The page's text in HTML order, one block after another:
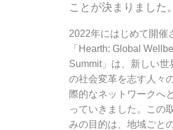
ことが決まりました。
2022年にはじめて開催
「Hearth: Global
Summit」は、新しい世
の社会変革を志す人々
際的なネットワークへ
っていきました。この
みの目的は、地域ごと